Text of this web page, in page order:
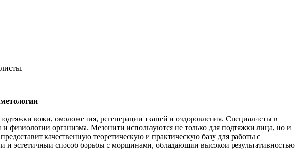
кожи, омоложения, регенерации тканей и оздоровления. Специалисты в
физиологии организма. Мезонити используются не только для подтяжки лица, но и
качественную теоретическую и практическую базу для работы с
и эстетичный способ борьбы с морщинами, обладающий высокой результативностью